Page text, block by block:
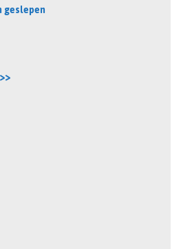
geslepen